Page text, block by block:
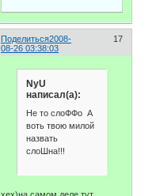
Поделиться 17
2008-
08-26 03:38:03
NyU
написал(а):
Не то слоФФо А
воть твою милой
назвать
слоШна!!!